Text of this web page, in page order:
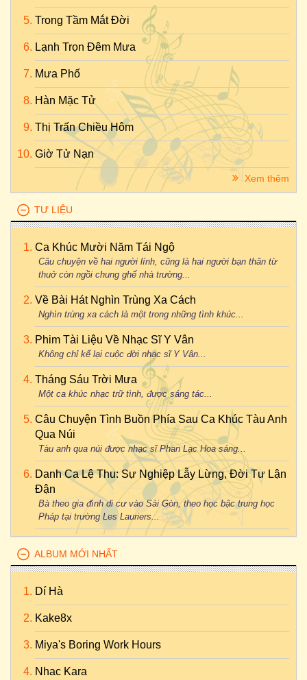
Trong Tầm Mắt Đời
Lạnh Trọn Đêm Mưa
Mưa Phố
Hàn Mặc Tử
Thị Trấn Chiều Hôm
Giờ Tử Nạn
Xem thêm
TƯ LIỆU
Ca Khúc Mười Năm Tái Ngộ
Câu chuyện về hai người lính, cũng là hai người bạn thân từ
thuở còn ngồi chung ghế nhà trường...
Về Bài Hát Nghìn Trùng Xa Cách
Nghìn trùng xa cách là một trong những tình khúc...
Phim Tài Liệu Về Nhạc Sĩ Y Vân
Không chỉ kể lại cuộc đời nhạc sĩ Y Vân...
Tháng Sáu Trời Mưa
Một ca khúc nhạc trữ tình, được sáng tác...
Câu Chuyện Tình Buồn Phía Sau Ca Khúc Tàu Anh
Qua Núi
Tàu anh qua núi được nhạc sĩ Phan Lạc Hoa sáng...
Danh Ca Lệ Thu: Sự Nghiệp Lẫy Lừng, Đời Tư Lận
Đận
Bà theo gia đình di cư vào Sài Gòn, theo học bậc trung học
Pháp tại trường Les Lauriers...
ALBUM MỚI NHẤT
Dí Hà
Kake8x
Miya's Boring Work Hours
Nhac Kara